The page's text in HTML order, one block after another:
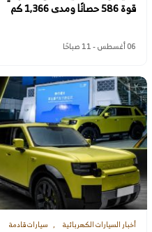
قوة 586 حصانًا ومدى 1,366 كم
06 أغسطس - 11 صباحًا
أخبار السيارات الكهربائية سيارات قادمة